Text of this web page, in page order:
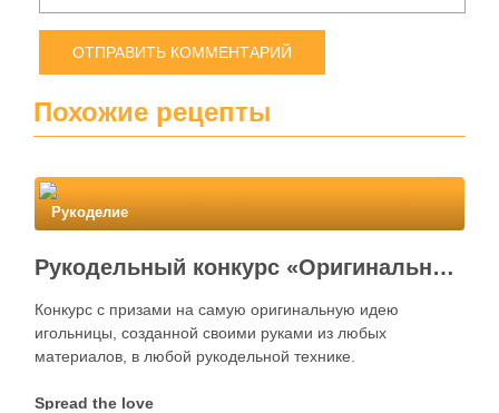
Похожие рецепты
Рукоделие
Рукодельный конкурс «Оригинальная игольница своими руками»
Конкурс с призами на самую оригинальную идею
игольницы, созданной своими руками из любых
материалов, в любой рукодельной технике.
Spread the love